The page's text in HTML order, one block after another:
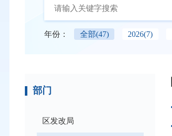
年份： 全部(47) 2026(7)
部门
区发改局